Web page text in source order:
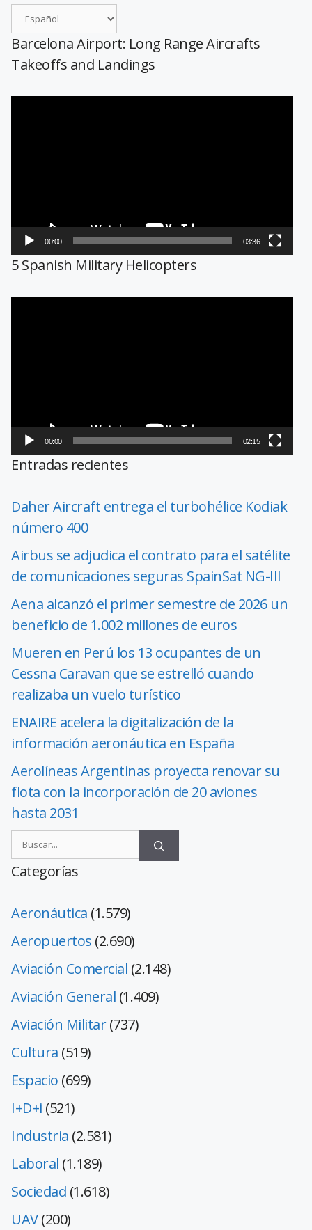
Barcelona Airport: Long Range Aircrafts
Takeoffs and Landings
00:00 03:36
5 Spanish Military Helicopters
00:00 02:15
Entradas recientes
Daher Aircraft entrega el turbohélice Kodiak
número 400
Airbus se adjudica el contrato para el satélite
de comunicaciones seguras SpainSat NG-III
Aena alcanzó el primer semestre de 2026 un
beneficio de 1.002 millones de euros
Mueren en Perú los 13 ocupantes de un
Cessna Caravan que se estrelló cuando
realizaba un vuelo turístico
ENAIRE acelera la digitalización de la
información aeronáutica en España
Aerolíneas Argentinas proyecta renovar su
flota con la incorporación de 20 aviones
hasta 2031
Categorías
Aeronáutica (1.579)
Aeropuertos (2.690)
Aviación Comercial (2.148)
Aviación General (1.409)
Aviación Militar(737)
Cultura (519)
Espacio (699)
I+D+i (521)
Industria (2.581)
Laboral (1.189)
Sociedad (1.618)
UAV(200)